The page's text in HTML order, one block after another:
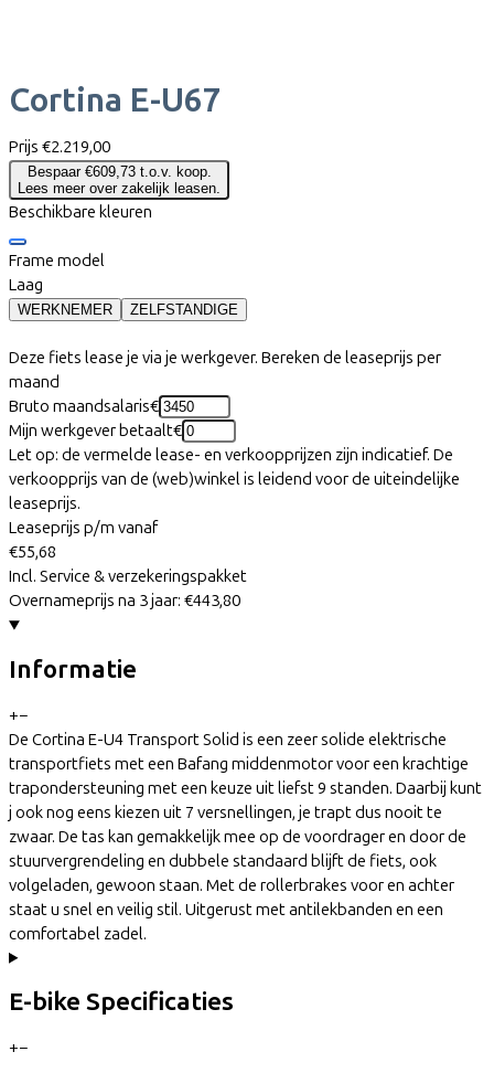
Cortina E-U67
Prijs €2.219,00
Bespaar €609,73 t.o.v. koop.
Lees meer over zakelijk leasen.
Beschikbare kleuren
Frame model
Laag
WERKNEMER ZELFSTANDIGE
Deze fiets lease je via je werkgever. Bereken de leaseprijs per
maand
Bruto maandsalaris€
Mijn werkgever betaalt€
Let op: de vermelde lease- en verkoopprijzen zijn indicatief. De
verkoopprijs van de (web)winkel is leidend voor de uiteindelijke
leaseprijs.
Leaseprijs p/m vanaf
€55,68
Incl. Service & verzekeringspakket
Overnameprijs na 3 jaar: €443,80
Informatie
+−
De Cortina E-U4 Transport Solid is een zeer solide elektrische
transportfiets met een Bafang middenmotor voor een krachtige
trapondersteuning met een keuze uit liefst 9 standen. Daarbij kunt
j ook nog eens kiezen uit 7 versnellingen, je trapt dus nooit te
zwaar. De tas kan gemakkelijk mee op de voordrager en door de
stuurvergrendeling en dubbele standaard blijft de fiets, ook
volgeladen, gewoon staan. Met de rollerbrakes voor en achter
staat u snel en veilig stil. Uitgerust met antilekbanden en een
comfortabel zadel.
E-bike Specificaties
+−